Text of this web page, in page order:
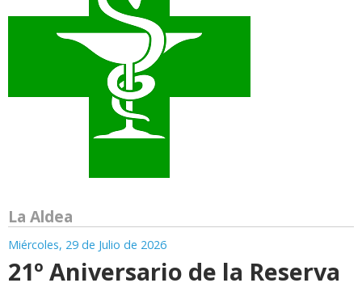
La Aldea
Miércoles, 29 de Julio de 2026
21º Aniversario de la Reserva